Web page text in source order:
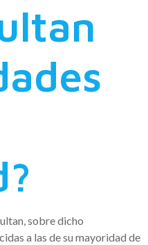
sobre dicho
a las de su mayoridad de